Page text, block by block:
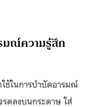
มณ์ความรู้สึก
ช้ในการบำบัดอารมณ์
รดลงบนกระดาษ ใส่